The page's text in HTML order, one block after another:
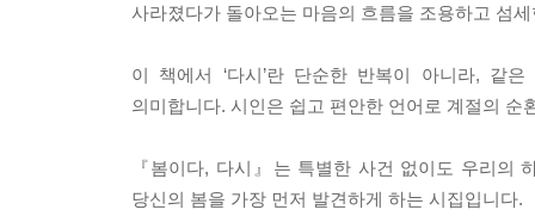
사라졌다가 돌아오는 마음의 흐름을 조용하고 섬
이 책에서 ‘다시’란 단순한 반복이 아니라, 같
의미합니다. 시인은 쉽고 편안한 언어로 계절의
『봄이다, 다시』는 특별한 사건 없이도 우리의
당신의 봄을 가장 먼저 발견하게 하는 시집입니다.